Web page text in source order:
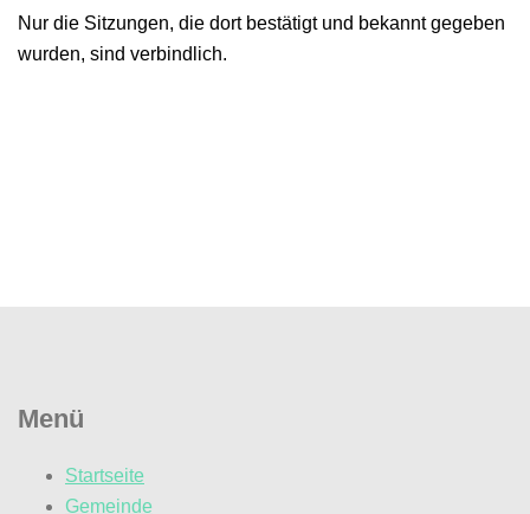
Nur die Sitzungen, die dort bestätigt und bekannt gegeben
wurden, sind verbindlich.
Menü
Startseite
Gemeinde